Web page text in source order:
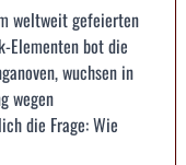
weltweit gefeierten
Elementen bot die
wuchsen in
wegen
die Frage: Wie